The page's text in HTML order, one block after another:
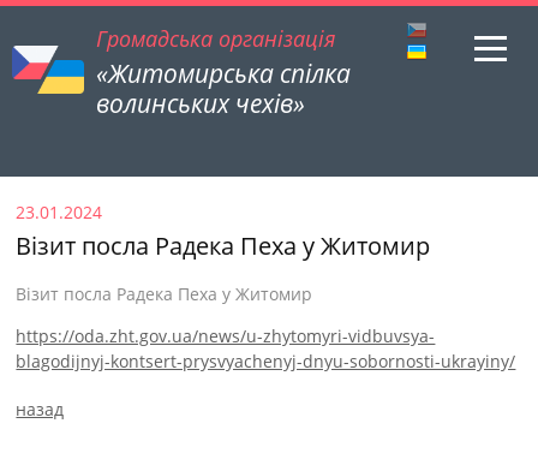
Громадська організація
«Житомирська спілка
волинських чехів»
23.01.2024
Візит посла Радека Пеха у Житомир
Візит посла Радека Пеха у Житомир
https://oda.zht.gov.ua/news/u-zhytomyri-vidbuvsya-
blagodijnyj-kontsert-prysvyachenyj-dnyu-sobornosti-ukrayiny/
назад